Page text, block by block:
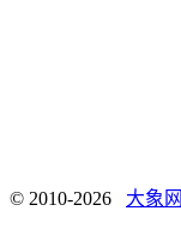
© 2010-2026 大象网